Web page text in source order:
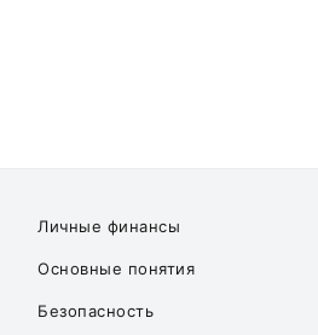
Личные финансы
Основные понятия
Безопасность